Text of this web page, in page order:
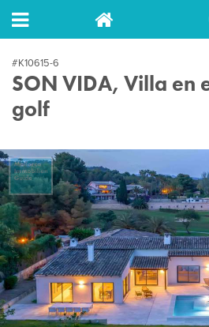
#K10615-6
SON VIDA, Villa en
golf